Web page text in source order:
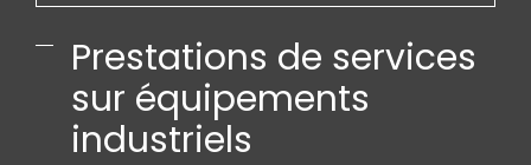
Prestations de services
sur équipements
industriels